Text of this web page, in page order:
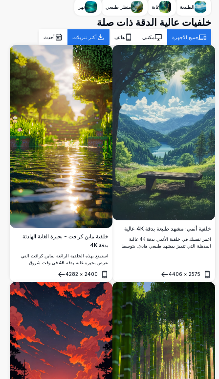
الطبيعة
غابة منظر طبيعي نهر
خلفيات عالية الدقة ذات صلة
جميع الأجهزة مكتبي هاتف أكثر تنزيلات أحدث
خلفية أنمي: مشهد طبيعة بدقة 4K عالية
اغمر نفسك في خلفية الأنمي بدقة 4K عالية
المذهلة التي تتميز بمشهد طبيعي هادئ. يتوسط
بين الألوان الزاهية والفن التفصيلي. مثالية
لتحسين شاشتك المكتبية أو المحمولة بمشاهدها
الرائعة والعالية الجودة.
2575
×
4406
فتح
خلفية ماين كرافت - بحيرة الغابة الهادئة
بدقة 4K
استمتع بهذه الخلفية الرائعة لماين كرافت التي
تعرض بحيرة غابة بدقة 4K في وقت شروق
الخضراء الزاهية والنباتات النابضة بالحياة، التي
تعكس أشعة الشمس الذهبية. مثالية لعشاق
الألعاب، هذه المناظر الطبيعية التفصيلية تعزز
شاشتك المكتبية أو المحمولة بسحرها المكعب
الجذاب.
2400
×
4282
فتح